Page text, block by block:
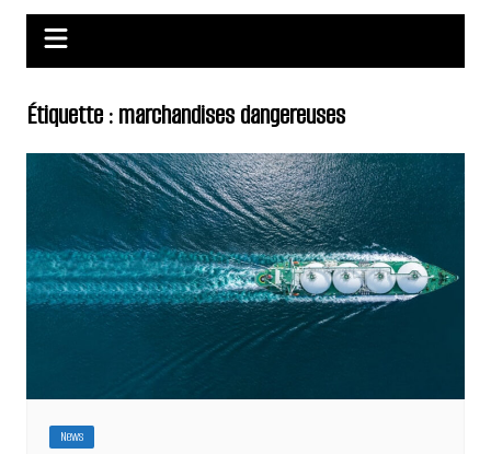
Étiquette :marchandises dangereuses
News